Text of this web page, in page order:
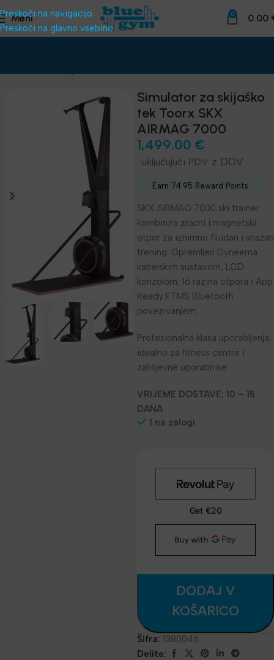
Preskoči na navigacijo
Preskoči na glavno vsebino
Meni 0 0.00
Simulator za skijaško
tek Toorx SKX
AIRMAG 7000
1,499.00 €
z DDV
Earn 74.95 Reward Points
SKX AIRMAG 7000 ski trainer
kombinira zračni i magnetski
otpor za iznimno fluidan i snažan
trening. Opremljen Dyneema
kabelskim sustavom, LCD
konzolom, 16 razina otpora i App
Ready FTMS Bluetooth
povezivanjem.
Profesionalna klasa uporabljenja,
idealno za fitness centre i
zahtjevne uporabnike.
VRIJEME DOSTAVE: 10 – 15
DANA
1 na zalogi
DODAJ V
KOŠARICO
Šifra: 1380046
Delite: